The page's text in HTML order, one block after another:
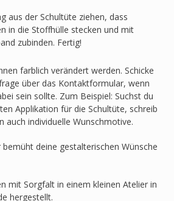
aus der Schultüte ziehen, dass
in die Stoffhülle stecken und mit
zubinden. Fertig!
farblich verändert werden. Schicke
über das Kontaktformular, wenn
sein sollte. Zum Beispiel: Suchst du
Applikation für die Schultüte, schreib
auch individuelle Wunschmotive.
deine gestalterischen Wünsche
mit Sorgfalt in einem kleinen Atelier in
hergestellt.